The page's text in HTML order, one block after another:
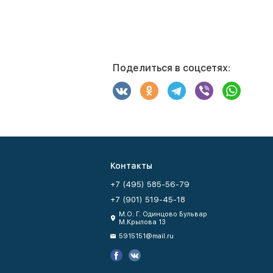
Поделиться в соцсетях:
Контакты
+7 (495) 585-56-79
+7 (901) 519-45-18
М.О. Г. Одинцово Бульвар
М.Крылова 13
5915151@mail.ru